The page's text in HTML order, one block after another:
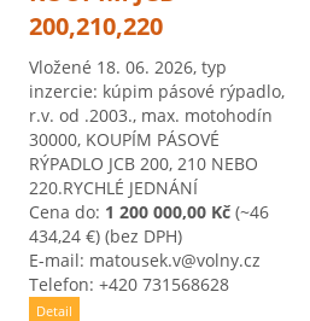
200,210,220
Vložené 18. 06. 2026, typ
inzercie: kúpim pásové rýpadlo,
r.v. od .2003., max. motohodín
30000, KOUPÍM PÁSOVÉ
RÝPADLO JCB 200, 210 NEBO
220.RYCHLÉ JEDNÁNÍ
Cena do: 1 200 000,00 Kč (~46
434,24 €) (bez DPH)
E-mail: matousek.v@volny.cz
Telefon: +420 731568628
Detail